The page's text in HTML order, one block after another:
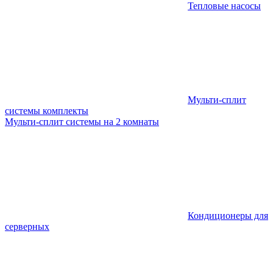
Тепловые насосы
Мульти-сплит
системы комплекты
Мульти-сплит системы на 2 комнаты
Кондиционеры для
серверных